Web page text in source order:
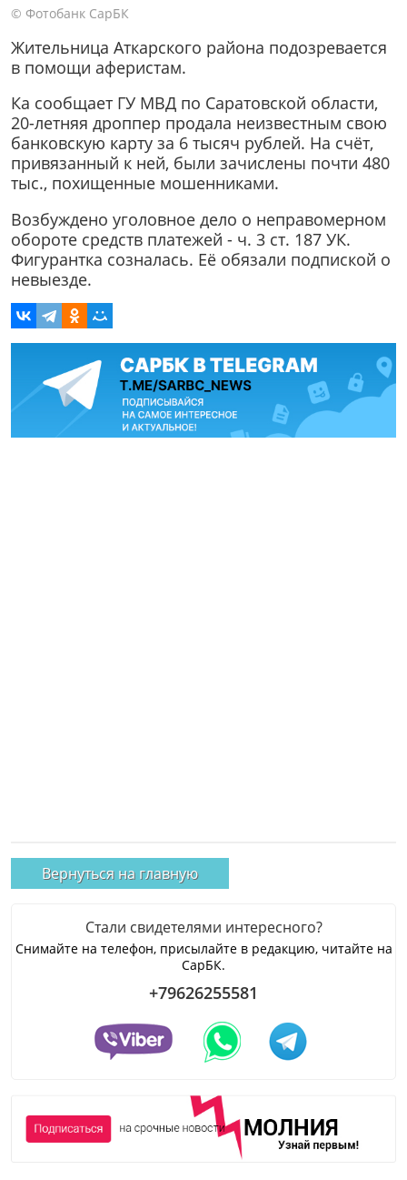
© Фотобанк СарБК
Жительница Аткарского района подозревается
в помощи аферистам.
Ка сообщает ГУ МВД по Саратовской области,
20-летняя дроппер продала неизвестным свою
банковскую карту за 6 тысяч рублей. На счёт,
привязанный к ней, были зачислены почти 480
тыс., похищенные мошенниками.
Возбуждено уголовное дело о неправомерном
обороте средств платежей - ч. 3 ст. 187 УК.
Фигурантка созналась. Её обязали подпиской о
невыезде.
Вернуться на главную
Стали свидетелями интересного?
Снимайте на телефон, присылайте в редакцию, читайте на
СарБК.
+79626255581